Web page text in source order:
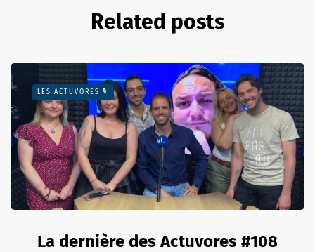
Related posts
LES ACTUVORES 🎙
La dernière des Actuvores #108